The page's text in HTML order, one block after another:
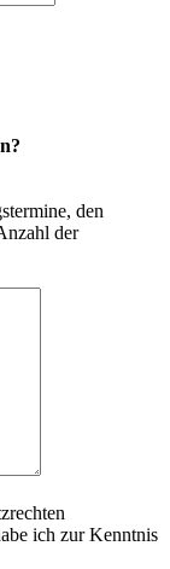
den
der
ich zur Kenntnis